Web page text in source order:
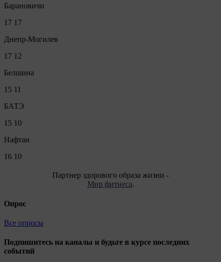
Барановичи
17 17
Днепр-Могилев
17 12
Белшина
15 11
БАТЭ
15 10
Нафтан
16 10
Партнер здорового образа жизни -
Мир фитнеса.
Опрос
Все опросы
Подпишитесь на каналы и будьте в курсе последних
событий